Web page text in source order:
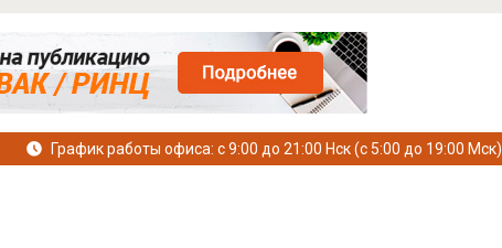
График работы офиса: с 9:00 до 21:00 Нск (с 5:00 до 19:00 Мск)